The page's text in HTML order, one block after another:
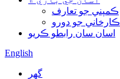
ڪمپني جو تعارف
ڪارخاني جو دورو
اسان سان رابطو ڪريو
English
گھر